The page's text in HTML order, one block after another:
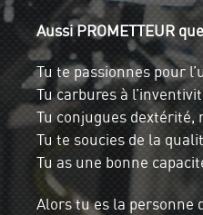
Aussi PROMETTEUR
Tu te passionnes pour
Tu carbures à
Tu conjugues dextérité,
Tu te soucies de la
Tu as une bonne
Alors tu es la personne